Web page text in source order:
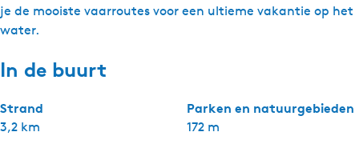
je de mooiste vaarroutes voor een ultieme vakantie op het
water.
In de buurt
Strand
3,2 km
Parken en natuurgebieden
172 m